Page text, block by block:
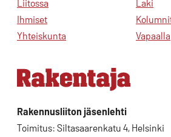
Liitossa
Ihmiset
Yhteiskunta
Laki
Vapaalla
Rakennusliiton jäsenlehti
Toimitus: Siltasaarenkatu 4, Helsinki